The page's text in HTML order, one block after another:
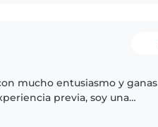
mucho entusiasmo y ganas
previa, soy una